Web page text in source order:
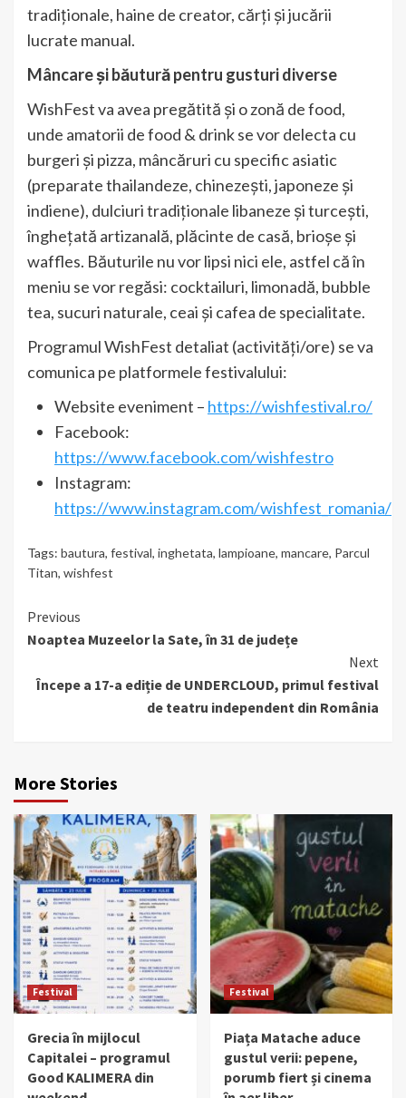
tradiționale, haine de creator, cărți și jucării
lucrate manual.
Mâncare și băutură pentru gusturi diverse
WishFest va avea pregătită și o zonă de food,
unde amatorii de food & drink se vor delecta cu
burgeri și pizza, mâncăruri cu specific asiatic
(preparate thailandeze, chinezești, japoneze și
indiene), dulciuri tradiționale libaneze și turcești,
înghețată artizanală, plăcinte de casă, brioșe și
waffles. Băuturile nu vor lipsi nici ele, astfel că în
meniu se vor regăsi: cocktailuri, limonadă, bubble
tea, sucuri naturale, ceai și cafea de specialitate.
Programul WishFest detaliat (activități/ore) se va
comunica pe platformele festivalului:
Website eveniment – https://wishfestival.ro/
Facebook:
https://www.facebook.com/wishfestro
Instagram:
https://www.instagram.com/wishfest_romania/
Tags: bautura, festival, inghetata, lampioane, mancare, Parcul
Titan, wishfest
Continue
Reading
Previous
Noaptea Muzeelor la Sate, în 31 de județe
Next
Începe a 17-a ediție de UNDERCLOUD, primul festival
de teatru independent din România
More Stories
Festival
Grecia în mijlocul
Capitalei – programul
Good KALIMERA din
Festival
Piața Matache aduce
gustul verii: pepene,
porumb fiert și cinema